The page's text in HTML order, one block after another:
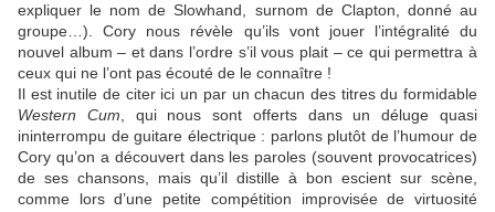
expliquer le nom de Slowhand, surnom de Clapton, donné au
groupe…). Cory nous révèle qu’ils vont jouer l’intégralité du
nouvel album – et dans l’ordre s’il vous plait – ce qui permettra à
ceux qui ne l’ont pas écouté de le connaître !
Il est inutile de citer ici un par un chacun des titres du formidable
Western Cum , qui nous sont offerts dans un déluge quasi
ininterrompu de guitare électrique : parlons plutôt de l’humour de
Cory qu’on a découvert dans les paroles (souvent provocatrices)
de ses chansons, mais qu’il distille à bon escient sur scène,
comme lors d’une petite compétition improvisée de virtuosité